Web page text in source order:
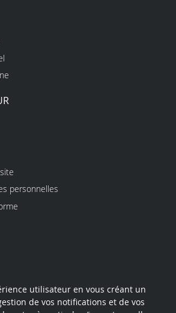
personnelles
utilisateur en vous créant un
de vos notifications et de vos